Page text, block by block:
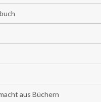
aus Büchern